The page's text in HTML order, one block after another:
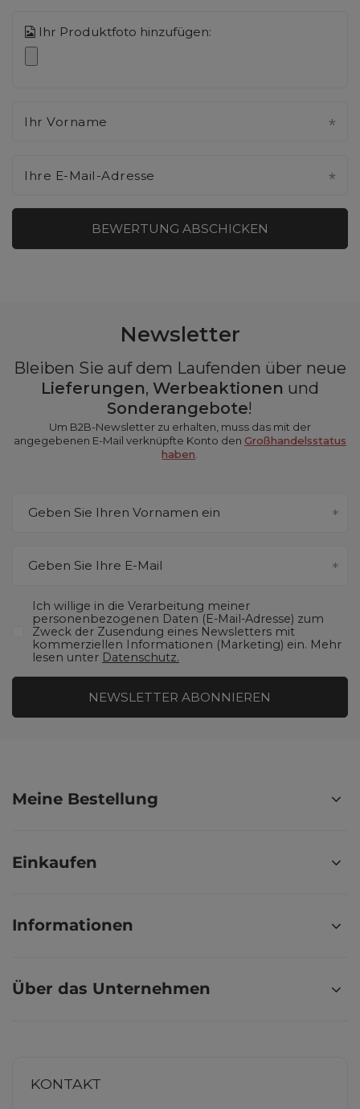
Ihr Produktfoto hinzufügen:
Ihr Vorname
Ihre E-Mail-Adresse
BEWERTUNG ABSCHICKEN
Newsletter
Bleiben Sie auf dem Laufenden über neue
Lieferungen, Werbeaktionen und
Sonderangebote!
Um B2B-Newsletter zu erhalten, muss das mit der
angegebenen E-Mail verknüpfte Konto den Großhandelsstatus
haben
Geben Sie Ihren Vornamen ein
Geben Sie Ihre E-Mail
Ich willige in die Verarbeitung meiner
personenbezogenen Daten (E-Mail-Adresse) zum
Zweck der Zusendung eines Newsletters mit
kommerziellen Informationen (Marketing) ein. Mehr
lesen unter Datenschutz.
NEWSLETTER ABONNIEREN
Meine Bestellung
Einkaufen
Informationen
Über das Unternehmen
KONTAKT